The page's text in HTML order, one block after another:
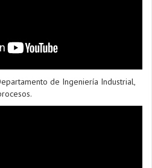
de Ingeniería Industrial,